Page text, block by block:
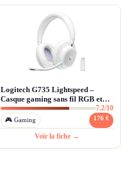
Logitech G735 Lightspeed –
Casque gaming sans fil RGB et
confort premium
7.2/10
🎮 Gaming 176 €
Voir la fiche →